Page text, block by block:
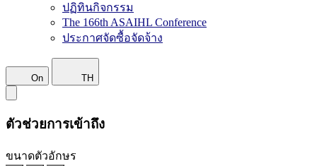
ปฏิทินกิจกรรม
The 166th ASAIHL Conference
ประกาศจัดซื้อจัดจ้าง
On TH
ตัวช่วยการเข้าถึง
ขนาดตัวอักษร